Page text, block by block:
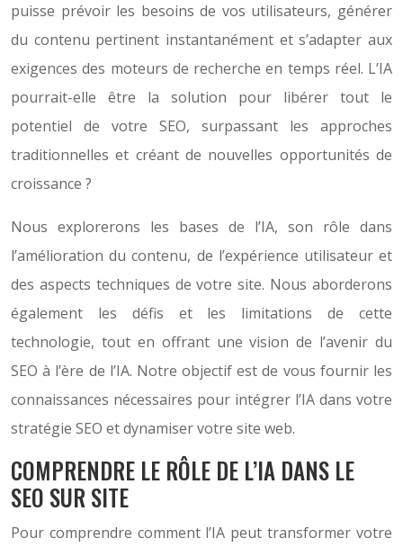
puisse prévoir les besoins de vos utilisateurs, générer
du contenu pertinent instantanément et s’adapter aux
exigences des moteurs de recherche en temps réel. L’IA
pourrait-elle être la solution pour libérer tout le
potentiel de votre SEO, surpassant les approches
traditionnelles et créant de nouvelles opportunités de
croissance ?
Nous explorerons les bases de l’IA, son rôle dans
l’amélioration du contenu, de l’expérience utilisateur et
des aspects techniques de votre site. Nous aborderons
également les défis et les limitations de cette
technologie, tout en offrant une vision de l’avenir du
SEO à l’ère de l’IA. Notre objectif est de vous fournir les
connaissances nécessaires pour intégrer l’IA dans votre
stratégie SEO et dynamiser votre site web.
COMPRENDRE LE RÔLE DE L’IA DANS LE
SEO SUR SITE
Pour comprendre comment l’IA peut transformer votre